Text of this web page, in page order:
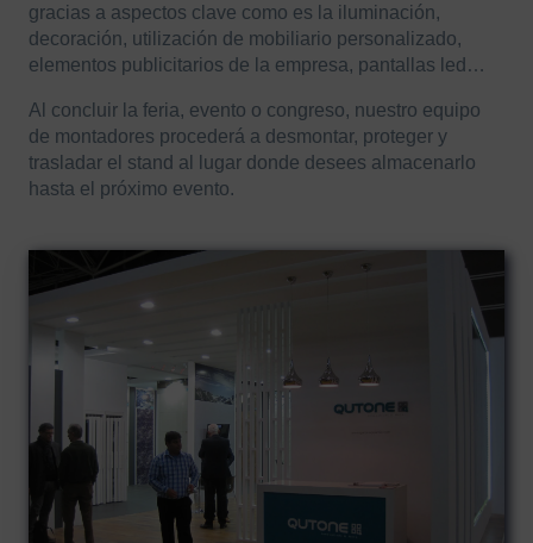
gracias a aspectos clave como es la iluminación,
decoración, utilización de mobiliario personalizado,
elementos publicitarios de la empresa, pantallas led…
Al concluir la feria, evento o congreso, nuestro equipo
de montadores procederá a desmontar, proteger y
trasladar el stand al lugar donde desees almacenarlo
hasta el próximo evento.